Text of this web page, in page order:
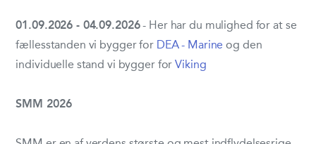
01.09.2026 - 04.09.2026- Her har du mulighed for at se
fællesstanden vi bygger for DEA - Marine og den
individuelle stand vi bygger forViking
SMM 2026